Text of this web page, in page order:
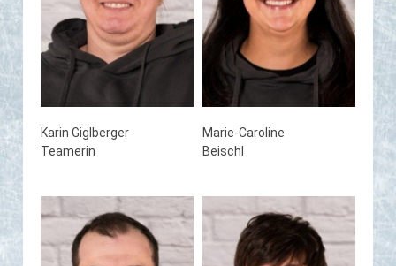
Karin Giglberger
Teamerin
Marie-Caroline
Beischl